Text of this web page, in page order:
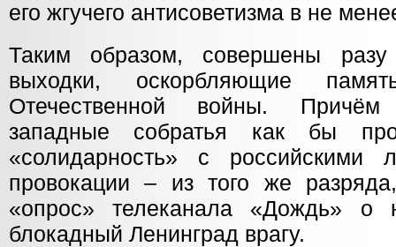
его жгучего антисоветизма в не
Таким образом, совершены
выходки, оскорбляющие
Отечественной войны.
западные собратья как бы
«солидарность» с
провокации – из того же
«опрос» телеканала «Дождь» о
блокадный Ленинград врагу.